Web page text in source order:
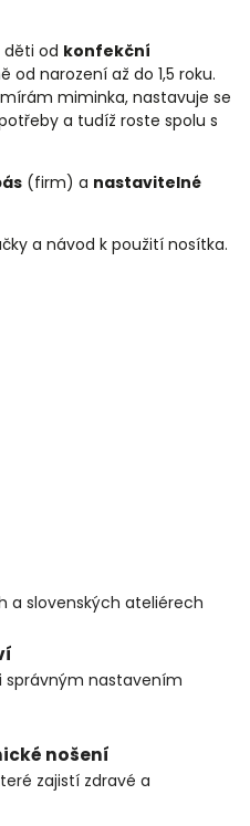
od konfekční
od narození až do 1,5 roku.
miminka, nastavuje se
a tudíž roste spolu s
(firm) a nastavitelné
a návod k použití nosítka.
a slovenských ateliérech
správným nastavením
nošení
zajistí zdravé a